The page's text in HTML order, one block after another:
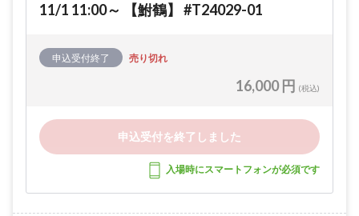
11/1 11:00～ 【鮒鶴】 #T24029-01
申込受付終了 売り切れ
16,000 円 (税込)
申込受付を終了しました
入場時にスマートフォンが必須です